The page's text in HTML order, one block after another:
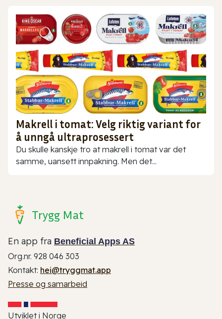
Makrell i tomat: Velg riktig variant for
å unngå ultraprosessert
Du skulle kanskje tro at makrell i tomat var det
samme, uansett innpakning. Men det...
Trygg Mat
En app fra Beneficial Apps AS
Org.nr. 928 046 303
Kontakt: hei@tryggmat.app
Presse og samarbeid
Utviklet i Norge